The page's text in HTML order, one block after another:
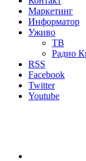
Маркетинг
Информатор
Уживо
ТВ
Радио
RSS
Facebook
Twitter
Youtube